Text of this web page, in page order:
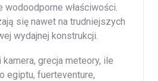
wodoodporne właściwości.
się nawet na trudniejszych
wydajnej konstrukcji.
grecja meteory, ile
egiptu, fuerteventure,